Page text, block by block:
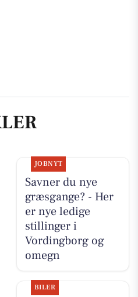
JOBNYT
Savner du nye
græsgange? - Her
er nye ledige
stillinger i
Vordingborg og
omegn
BILER